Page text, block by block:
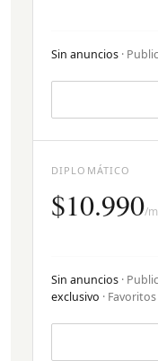
Sin anuncios ·
DIPLOMÁTICO
$10.990/
Sin anuncios ·
exclusivo ·